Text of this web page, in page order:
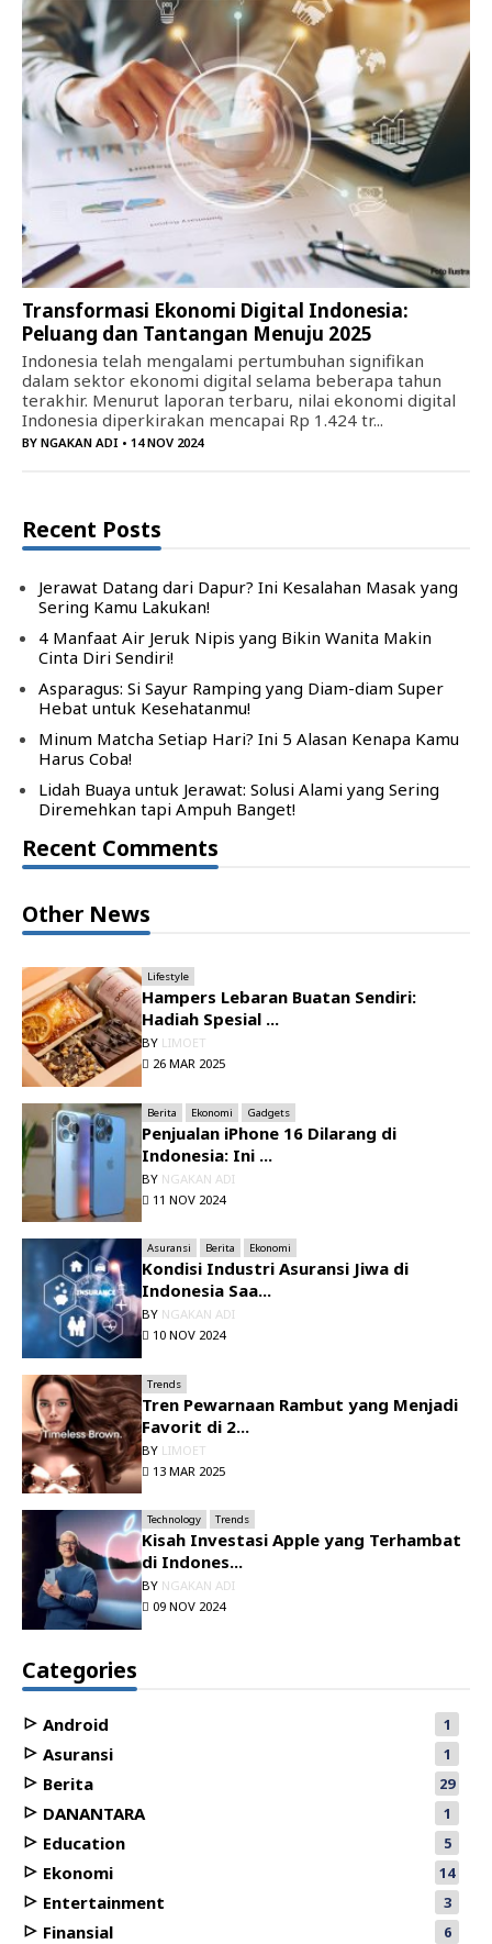
Transformasi Ekonomi Digital Indonesia:
Peluang dan Tantangan Menuju 2025
Indonesia telah mengalami pertumbuhan signifikan
dalam sektor ekonomi digital selama beberapa tahun
terakhir. Menurut laporan terbaru, nilai ekonomi digital
Indonesia diperkirakan mencapai Rp 1.424 tr...
BY NGAKAN ADI • 14 NOV 2024
Recent Posts
Jerawat Datang dari Dapur? Ini Kesalahan Masak yang
Sering Kamu Lakukan!
4 Manfaat Air Jeruk Nipis yang Bikin Wanita Makin
Cinta Diri Sendiri!
Asparagus: Si Sayur Ramping yang Diam-diam Super
Hebat untuk Kesehatanmu!
Minum Matcha Setiap Hari? Ini 5 Alasan Kenapa Kamu
Harus Coba!
Lidah Buaya untuk Jerawat: Solusi Alami yang Sering
Diremehkan tapi Ampuh Banget!
Recent Comments
Other News
Lifestyle
Hampers Lebaran Buatan Sendiri:
Hadiah Spesial ...
BY LIMOET
26 MAR 2025
Berita Ekonomi Gadgets
Penjualan iPhone 16 Dilarang di
Indonesia: Ini ...
BY NGAKAN ADI
11 NOV 2024
Asuransi Berita Ekonomi
Kondisi Industri Asuransi Jiwa di
Indonesia Saa...
BY NGAKAN ADI
10 NOV 2024
Trends
Tren Pewarnaan Rambut yang Menjadi
Favorit di 2...
BY LIMOET
13 MAR 2025
Technology Trends
Kisah Investasi Apple yang Terhambat
di Indones...
BY NGAKAN ADI
09 NOV 2024
Categories
Android 1
Asuransi 1
Berita 29
DANANTARA 1
Education 5
Ekonomi 14
Entertainment 3
Finansial 6